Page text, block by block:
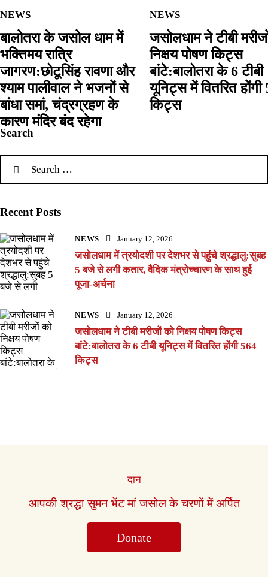
NEWS
बालोतरा के जसोल धाम में
भक्तिमय रात्रि
जागरण:छोटूसिंह रावणा और
श्याम पालीवाल ने भजनों से
बांधा समां, चंद्रग्रहण के
कारण मंदिर बंद रहेगा
NEWS
जसोलधाम ने टीबी
निक्षय पोषण किट्स
बांटे:बालोतरा के 6 टीबी
यूनिट्स में वितरित होंगी
किट्स
Search
Recent Posts
NEWS January 12, 2026
जसोलधाम में त्रयोदशी पर देशभर से पहुंचे श्रद्धालु:सुबह
5 बजे से लगी कतार, वैदिक मंत्रोच्चारण के साथ हुई
पूजा-अर्चना
NEWS January 12, 2026
जसोलधाम ने टीबी मरीजों को निक्षय पोषण किट्स
बांटे:बालोतरा के 6 टीबी यूनिट्स में वितरित होंगी 564
किट्स
दान
आपकी श्रद्धा सुमन भेंट मां जसोल के चरणों में अर्पित
Donate